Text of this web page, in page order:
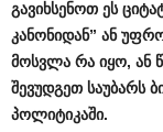
გავიხსენოთ ეს
კანონიდან” ან
მოსვლა რა იყო, ან
შევუდგეთ საუბარს
პოლიტიკაში.